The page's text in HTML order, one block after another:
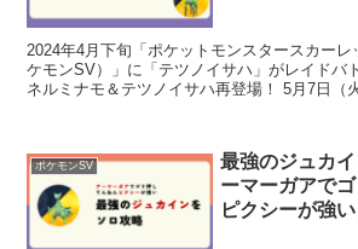
2024年4月下旬「ポケットモンスタースカー
ケモンSV）」に「テツノイサハ」がレイドバ
ネルミナモ＆テツノイサハ再登場！ 5月7日（
ポケモンSV
最強のジュカ
ーマーガアで
ピクシーが強い